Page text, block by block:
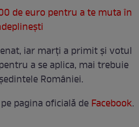
de euro pentru a te muta în
iar marţi a primit și votul
a se aplica, mai trebuie
României.
pagina oficială deFacebook.